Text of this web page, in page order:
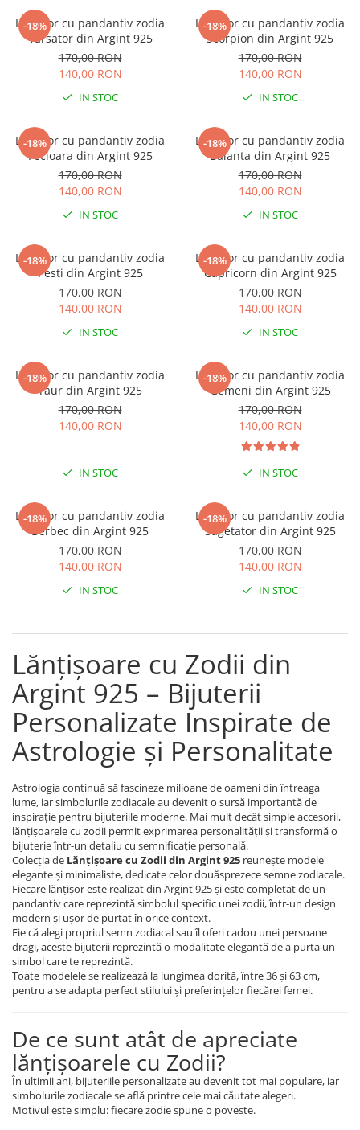
Coliere Transparente cu Stea
Coliere Transparente cu Soare
Coliere Transparente cu Semilună
Coliere Transparente cu Zodii
Coliere Transparente cu Perle
Coliere Transparente cu Flori
Coliere Transparente cu Animale
Coliere Transparente cu Molecule
Coliere Transparente cu Pietre
LĂNȚIȘOARE ARGINT
Lănțișoare cu Inimioare
Lănțișoare cu Cruce
Lănțișoare cu Semilună
Lănțișoare cu Zodii
Lănțișoare cu Animale
Lănțișoare cu Molecule
Lănțișoare Argint Diverse
Coliere cu Perle Naturale
Coliere cu Perle Preciosa
COLIERE ȘNUR REGLABIL
Coliere cu Semilună
Coliere cu Zodii
Coliere cu Flori
Coliere cu Animale
Coliere cu Molecule
BRĂȚĂRI
BRĂȚĂRI CU ȘNUR REGLABIL
Brățări din Aur cu șnur reglabil
Brățări din Argint cu șnur reglabil
BRĂȚĂRI CU PIETRE SEMIPREȚIOASE
Brățări din Aur cu pietre
semiprețioase
Brățări din Argint cu pietre
semiprețioase
Brățări elastice cu pietre
semiprețioase
Brățări de picior din Aur
Brățări de picior din Argint
COLIERE
Coliere cu mărgele colorate și
Argint
semiprețioase
Brățări elastice cu pietre
semiprețioase
LĂNȚIȘOARE ARGINT
-18%
Lantisor cu pandantiv zodia
Varsator din Argint 925
170,00 RON
140,00 RON
IN STOC
-18%
Lantisor cu pandantiv zodia
Scorpion din Argint 925
170,00 RON
140,00 RON
IN STOC
-18%
Lantisor cu pandantiv zodia
Fecioara din Argint 925
170,00 RON
140,00 RON
IN STOC
-18%
Lantisor cu pandantiv zodia
Balanta din Argint 925
170,00 RON
140,00 RON
IN STOC
-18%
Lantisor cu pandantiv zodia
Pesti din Argint 925
170,00 RON
140,00 RON
IN STOC
-18%
Lantisor cu pandantiv zodia
Capricorn din Argint 925
170,00 RON
140,00 RON
IN STOC
-18%
Lantisor cu pandantiv zodia
Taur din Argint 925
170,00 RON
140,00 RON
IN STOC
-18%
Lantisor cu pandantiv zodia
Gemeni din Argint 925
170,00 RON
140,00 RON
IN STOC
-18%
Lantisor cu pandantiv zodia
Berbec din Argint 925
170,00 RON
140,00 RON
IN STOC
-18%
Lantisor cu pandantiv zodia
Sagetator din Argint 925
170,00 RON
140,00 RON
IN STOC
Lănțișoare cu Zodii din
Argint 925 – Bijuterii
Personalizate Inspirate de
Astrologie și Personalitate
Astrologia continuă să fascineze milioane de oameni din întreaga
lume, iar simbolurile zodiacale au devenit o sursă importantă de
inspirație pentru bijuteriile moderne. Mai mult decât simple accesorii,
lănțișoarele cu zodii permit exprimarea personalității și transformă o
bijuterie într-un detaliu cu semnificație personală.
Colecția de Lănțișoare cu Zodii din Argint 925 reunește modele
elegante și minimaliste, dedicate celor douăsprezece semne zodiacale.
Fiecare lănțișor este realizat din Argint 925 și este completat de un
pandantiv care reprezintă simbolul specific unei zodii, într-un design
modern și ușor de purtat în orice context.
Fie că alegi propriul semn zodiacal sau îl oferi cadou unei persoane
dragi, aceste bijuterii reprezintă o modalitate elegantă de a purta un
simbol care te reprezintă.
Toate modelele se realizează la lungimea dorită, între 36 și 63 cm,
pentru a se adapta perfect stilului și preferințelor fiecărei femei.
De ce sunt atât de apreciate
lănțișoarele cu Zodii?
În ultimii ani, bijuteriile personalizate au devenit tot mai populare, iar
simbolurile zodiacale se află printre cele mai căutate alegeri.
Motivul este simplu: fiecare zodie spune o poveste.